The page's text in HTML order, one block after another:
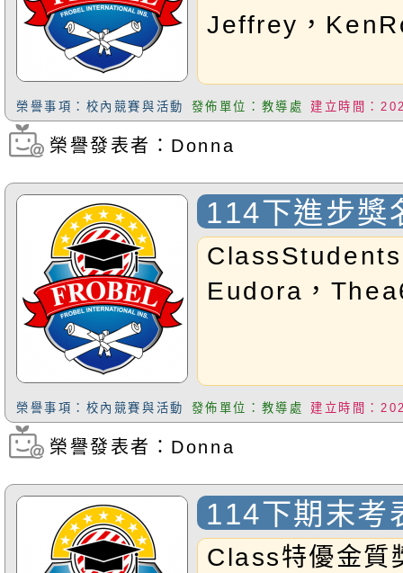
盾牌
牌
牌
註1以上學生，
開學典禮公開
考證號碼排序。
2026.07.09
Jeffrey，
榮譽事項：校內競賽與活動 發佈單位：教導處 建立時間：
瀏覽次數：74
榮譽發表者：Donna
114下進步獎
Eudora，
榮譽事項：校內競賽與活動 發佈單位：教導處 建立時間：
瀏覽次數：54
榮譽發表者：Donna
114下期末考
Class特優金